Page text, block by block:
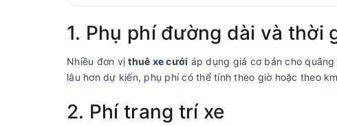
1. Phụ phí đường dài và thời
Nhiều đơn vịthuê xe cưới áp dụng giá cơ bản cho
lâu hơn dự kiến, phụ phí có thể tính theo giờ hoặc theo
2. Phí trang trí xe